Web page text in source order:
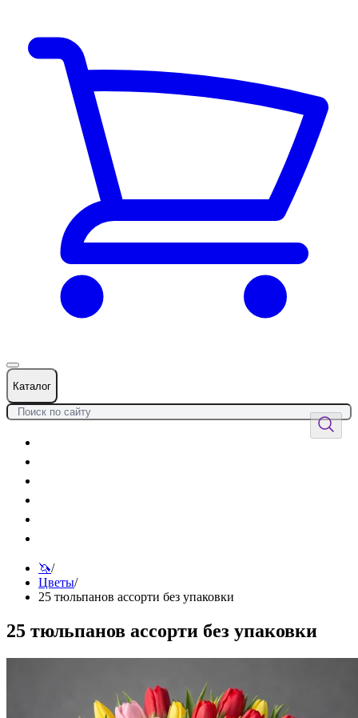
Каталог
🦄/
Цветы/
25 тюльпанов ассорти без упаковки
25 тюльпанов ассорти без упаковки